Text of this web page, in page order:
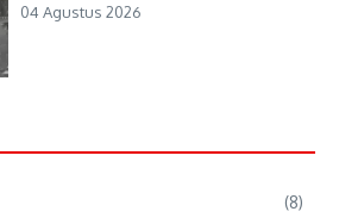
04 Agustus 2026
(8)